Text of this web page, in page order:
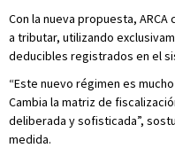
Con la nueva propuesta,
a tributar, utilizando
deducibles registrados en el
“Este nuevo régimen es
Cambia la matriz de
deliberada y sofisticada”,
medida.